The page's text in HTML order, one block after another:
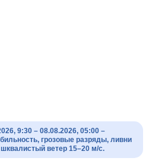
9:30 – 08.08.2026, 05:00 –
грозовые разряды, ливни
ветер 15–20 м/с.